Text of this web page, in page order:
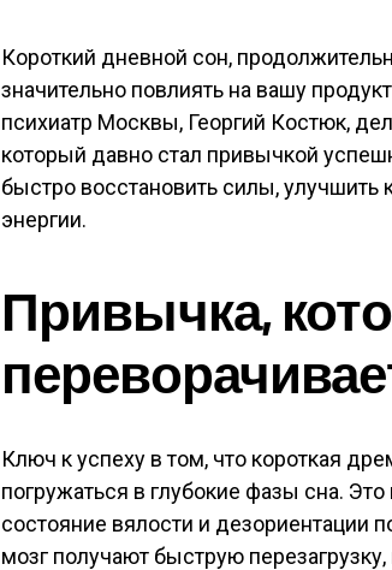
Короткий дневной сон,
значительно повлиять на вашу
психиатр Москвы, Георгий Костюк,
который давно стал привычкой
быстро восстановить силы,
энергии.
Привычка,
Ключ к успеху в том, что короткая
погружаться в глубокие фазы сна.
состояние вялости и дезориентации
мозг получают быструю